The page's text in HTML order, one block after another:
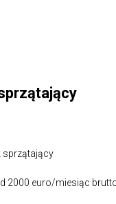
sprzątający
2000 euro/miesiąc